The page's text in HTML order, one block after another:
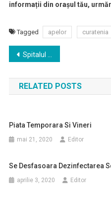
informații din orașul tău,
Tagged apelor curatenia
Navigare
în
articole
Spitalul Judeţean de Urgenţă din Miercurea Ciuc a fost acreditat pentru a fi centru de rezidenţiat
RELATED POSTS
Piata Temporara Si Vineri
mai 21, 2020 Editor
Se Desfasoara Dezinfectarea
aprilie 3, 2020 Editor